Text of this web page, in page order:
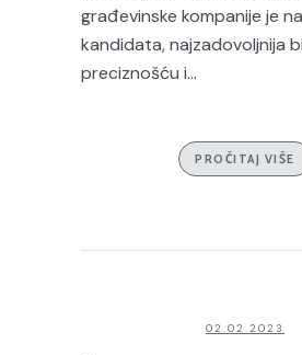
građevinske kompanije je
kandidata, najzadovoljnija
preciznošću i...
PROČITAJ VIŠE
02.02.2023